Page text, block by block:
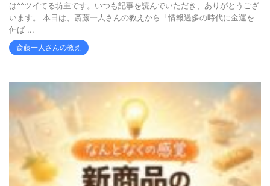
は^^ツイてる坊主です。いつも記事を読んでいただき、ありがとうござ
います。 本日は、斎藤一人さんの教えから「情報過多の時代に金運を
伸ば ...
斎藤一人さんの教え